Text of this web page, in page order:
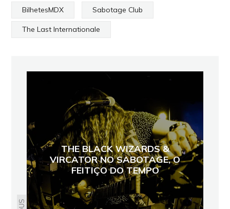
BilhetesMDX Sabotage Club
The Last Internationale
THE BLACK WIZARDS &
VIRCATOR NO SABOTAGE, O
FEITIÇO DO TEMPO